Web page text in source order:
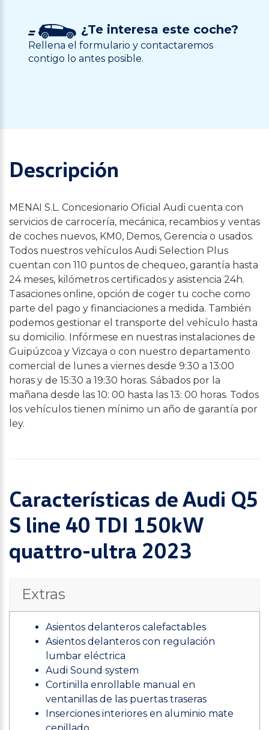
¿Te interesa este coche?
Rellena el formulario y contactaremos
contigo lo antes posible.
Descripción
MENAI S.L. Concesionario Oficial Audi cuenta con
servicios de carrocería, mecánica, recambios y ventas
de coches nuevos, KM0, Demos, Gerencia o usados.
Todos nuestros vehículos Audi Selection Plus
cuentan con 110 puntos de chequeo, garantía hasta
24 meses, kilómetros certificados y asistencia 24h.
Tasaciones online, opción de coger tu coche como
parte del pago y financiaciones a medida. También
podemos gestionar el transporte del vehículo hasta
su domicilio. Infórmese en nuestras instalaciones de
Guipúzcoa y Vizcaya o con nuestro departamento
comercial de lunes a viernes desde 9:30 a 13:00
horas y de 15:30 a 19:30 horas. Sábados por la
mañana desde las 10: 00 hasta las 13: 00 horas. Todos
los vehículos tienen mínimo un año de garantía por
ley.
Características de Audi Q5
S line 40 TDI 150kW
quattro-ultra 2023
Extras
Asientos delanteros calefactables
Asientos delanteros con regulación
lumbar eléctrica
Audi Sound system
Cortinilla enrollable manual en
ventanillas de las puertas traseras
Inserciones interiores en aluminio mate
cepillado